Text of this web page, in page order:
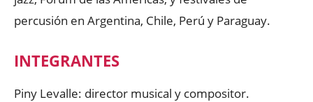
percusión en Argentina, Chile, Perú y Paraguay.
INTEGRANTES
Piny Levalle: director musical y compositor.